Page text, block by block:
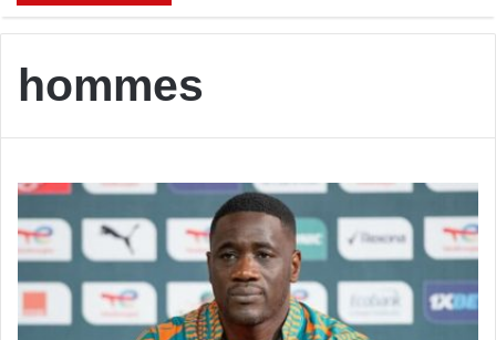
hommes